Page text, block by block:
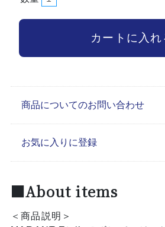
商品についてのお問い合わせ
お気に入りに登録
■About items
＜商品説明＞